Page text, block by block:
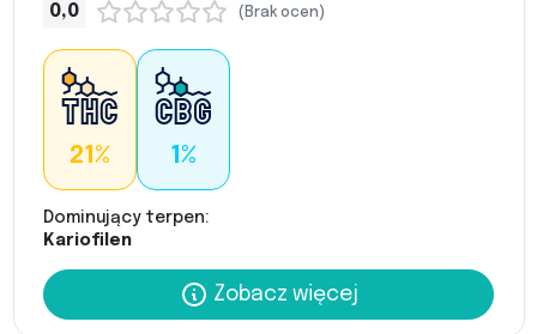
0,0 (Brak ocen)
21% 1%
Dominujący terpen:
Kariofilen
Zobacz więcej